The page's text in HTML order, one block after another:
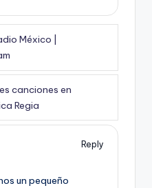
México |
canciones en
Regia
Reply
un pequeño